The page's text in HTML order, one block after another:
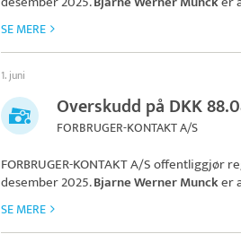
SE MERE
1. juni
Overskudd på DKK
FORBRUGER-KONTAKT A/S
FORBRUGER-KONTAKT A/Soffentliggjør
desember 2025.Bjarne Werner Muncker
SE MERE